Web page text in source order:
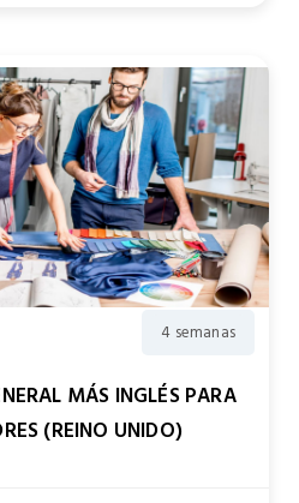
4 semanas
MÁS INGLÉS PARA
(REINO UNIDO)